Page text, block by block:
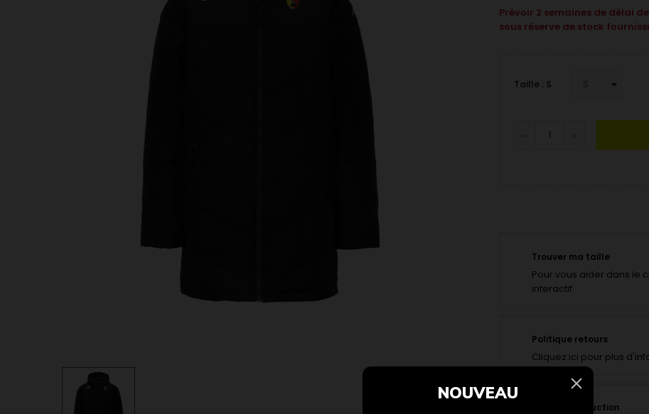
Prévoir 2 semaines de délai
sous réserve de stock
Taille : S
Trouver ma taille
Pour vous aider dans le
interactif.
Politique retours
Cliquez ici pour plus
Suivi de production
NOUVEAU